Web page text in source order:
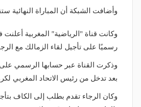
وأضافت الشبكة أن المباراة النهائية ستقام
وكانت قناة "الرياضية" المغربية
رسميًا على تأجيل لقاء الزمالك مع
وذكرت القناة عبر حسابها الرسمي
بعد تدخل من رئيس الاتحاد المغربي
وكان الرجاء تقدم بطلب إلى الكاف